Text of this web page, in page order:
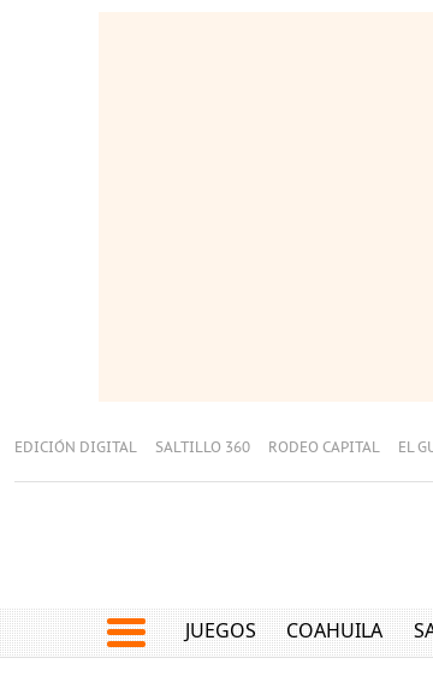
EDICIÓN DIGITAL SALTILLO 360 RODEO CAPITAL EL
JUEGOS COAHUILA